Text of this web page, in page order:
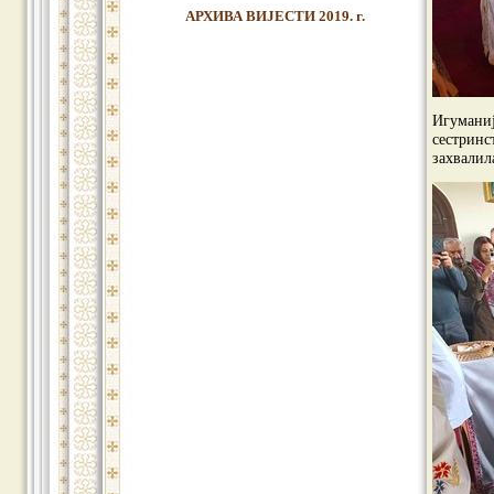
АРХИВА ВИЈЕСТИ 2019. г.